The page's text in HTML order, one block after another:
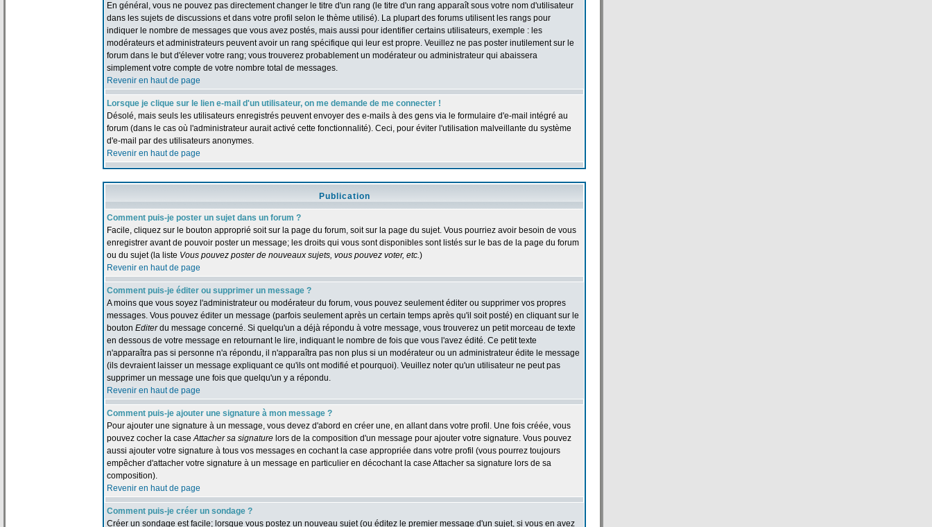
En général, vous ne pouvez pas directement changer le titre d'un rang (le titre d'un rang apparaît sous votre nom d'utilisateur
dans les sujets de discussions et dans votre profil selon le thème utilisé). La plupart des forums utilisent les rangs pour
indiquer le nombre de messages que vous avez postés, mais aussi pour identifier certains utilisateurs, exemple : les
modérateurs et administrateurs peuvent avoir un rang spécifique qui leur est propre. Veuillez ne pas poster inutilement sur le
forum dans le but d'élever votre rang; vous trouverez probablement un modérateur ou administrateur qui abaissera
simplement votre compte de votre nombre total de messages.
Revenir en haut de page
Lorsque je clique sur le lien e-mail d'un utilisateur, on me demande de me connecter !
Désolé, mais seuls les utilisateurs enregistrés peuvent envoyer des e-mails à des gens via le formulaire d'e-mail intégré au
forum (dans le cas où l'administrateur aurait activé cette fonctionnalité). Ceci, pour éviter l'utilisation malveillante du système
d'e-mail par des utilisateurs anonymes.
Revenir en haut de page
Publication
Comment puis-je poster un sujet dans un forum ?
Facile, cliquez sur le bouton approprié soit sur la page du forum, soit sur la page du sujet. Vous pourriez avoir besoin de vous
enregistrer avant de pouvoir poster un message; les droits qui vous sont disponibles sont listés sur le bas de la page du forum
ou du sujet (la liste Vous pouvez poster de nouveaux sujets, vous pouvez voter, etc.)
Revenir en haut de page
Comment puis-je éditer ou supprimer un message ?
A moins que vous soyez l'administrateur ou modérateur du forum, vous pouvez seulement éditer ou supprimer vos propres
messages. Vous pouvez éditer un message (parfois seulement après un certain temps après qu'il soit posté) en cliquant sur le
bouton Editerdu message concerné. Si quelqu'un a déjà répondu à votre message, vous trouverez un petit morceau de texte
en dessous de votre message en retournant le lire, indiquant le nombre de fois que vous l'avez édité. Ce petit texte
n'apparaîtra pas si personne n'a répondu, il n'apparaîtra pas non plus si un modérateur ou un administrateur édite le message
(ils devraient laisser un message expliquant ce qu'ils ont modifié et pourquoi). Veuillez noter qu'un utilisateur ne peut pas
supprimer un message une fois que quelqu'un y a répondu.
Revenir en haut de page
Comment puis-je ajouter une signature à mon message ?
Pour ajouter une signature à un message, vous devez d'abord en créer une, en allant dans votre profil. Une fois créée, vous
pouvez cocher la caseAttacher sa signature lors de la composition d'un message pour ajouter votre signature. Vous pouvez
aussi ajouter votre signature à tous vos messages en cochant la case appropriée dans votre profil (vous pourrez toujours
empêcher d'attacher votre signature à un message en particulier en décochant la case Attacher sa signature lors de sa
composition).
Revenir en haut de page
Comment puis-je créer un sondage ?
Créer un sondage est facile; lorsque vous postez un nouveau sujet (ou éditez le premier message d'un sujet, si vous en avez